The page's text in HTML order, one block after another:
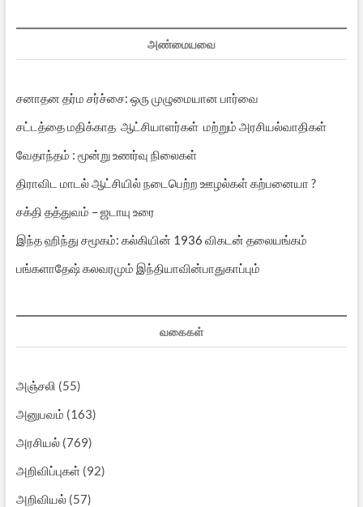
அண்மையவை
சனாதன தர்ம சர்ச்சை: ஒரு முழுமையான பார்வை
சட்டத்தை மதிக்காத ஆட்சியாளர்கள் மற்றும் அரசியல்வாதிகள்
வேதாந்தம் : மூன்று உணர்வு நிலைகள்
திராவிட மாடல் ஆட்சியில் நடைபெற்ற ஊழல்கள் கற்பனையா ?
சக்தி தத்துவம் – ஜடாயு உரை
இந்த ஹிந்து சமூகம்: கல்கியின் 1936 விகடன் தலையங்கம்
பங்களாதேஷ் கலவரமும் இந்தியாவின்பாதுகாப்பும்
வகைகள்
அஞ்சலி (55)
அனுபவம் (163)
அரசியல்(769)
அறிவிப்புகள்(92)
அறிவியல்(57)